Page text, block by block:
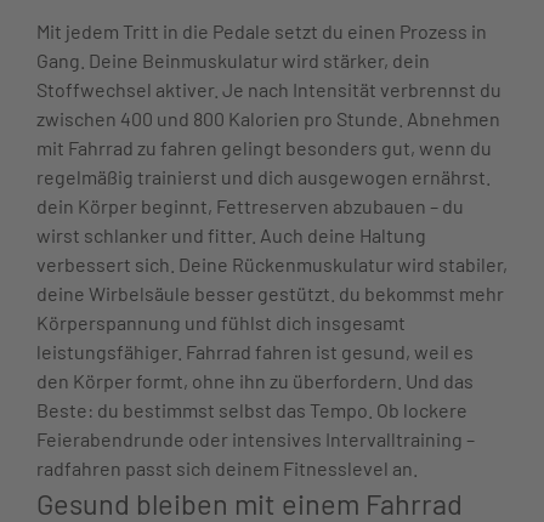
Mit jedem Tritt in die Pedale setzt du einen Prozess in
Gang. Deine Beinmuskulatur wird stärker, dein
Stoffwechsel aktiver. Je nach Intensität verbrennst du
zwischen 400 und 800 Kalorien pro Stunde. Abnehmen
mit Fahrrad zu fahren gelingt besonders gut, wenn du
regelmäßig trainierst und dich ausgewogen ernährst.
dein Körper beginnt, Fettreserven abzubauen – du
wirst schlanker und fitter. Auch deine Haltung
verbessert sich. Deine Rückenmuskulatur wird stabiler,
deine Wirbelsäule besser gestützt. du bekommst mehr
Körperspannung und fühlst dich insgesamt
leistungsfähiger. Fahrrad fahren ist gesund, weil es
den Körper formt, ohne ihn zu überfordern. Und das
Beste: du bestimmst selbst das Tempo. Ob lockere
Feierabendrunde oder intensives Intervalltraining –
radfahren passt sich deinem Fitnesslevel an.
Gesund bleiben mit einem Fahrrad